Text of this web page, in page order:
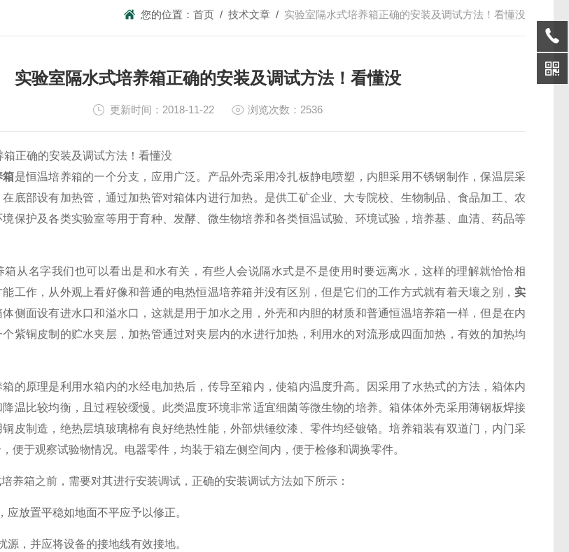
您的位置： 首页 / 技术文章 / 实验室隔水式培养箱正确的安装及调试方法！看懂没
实验室隔水式培养箱正确的安装及调试方法！看懂没
更新时间：2018-11-22 浏览次数：2536
确的安装及调试方法！看懂没
箱是恒温培养箱的一个分支，应用广泛。产品外壳采用冷扎板静电喷塑，内胆采用不锈钢制作，保温层采
底部设有加热管，通过加热管对箱体内进行加热。是供工矿企业、大专院校、生物制品、食品加工、农
保护及各类实验室等用于育种、发酵、微生物培养和各类恒温试验、环境试验，培养基、血清、药品等
名字我们也可以看出是和水有关，有些人会说隔水式是不是使用时要远离水，这样的理解就恰恰相
工作，从外观上看好像和普通的电热恒温培养箱并没有区别，但是它们的工作方式就有着天壤之别， 实
体侧面设有进水口和溢水口，这就是用于加水之用，外壳和内胆的材质和普通恒温培养箱一样，但是在内
个紫铜皮制的贮水夹层，加热管通过对夹层内的水进行加热，利用水的对流形成四面加热，有效的加热均
原理是利用水箱内的水经电加热后，传导至箱内，使箱内温度升高。因采用了水热式的方法，箱体内
温比较均衡，且过程较缓慢。此类温度环境非常适宜细菌等微生物的培养。箱体体外壳采用薄钢板焊接
皮制造，绝热层填玻璃棉有良好绝热性能，外部烘锤纹漆、零件均经镀铬。培养箱装有双道门，内门采
便于观察试验物情况。电器零件，均装于箱左侧空间内，便于检修和调换零件。
箱之前，需要对其进行安装调试，正确的安装调试方法如下所示：
放置平稳如地面不平应予以修正。
，并应将设备的接地线有效接地。